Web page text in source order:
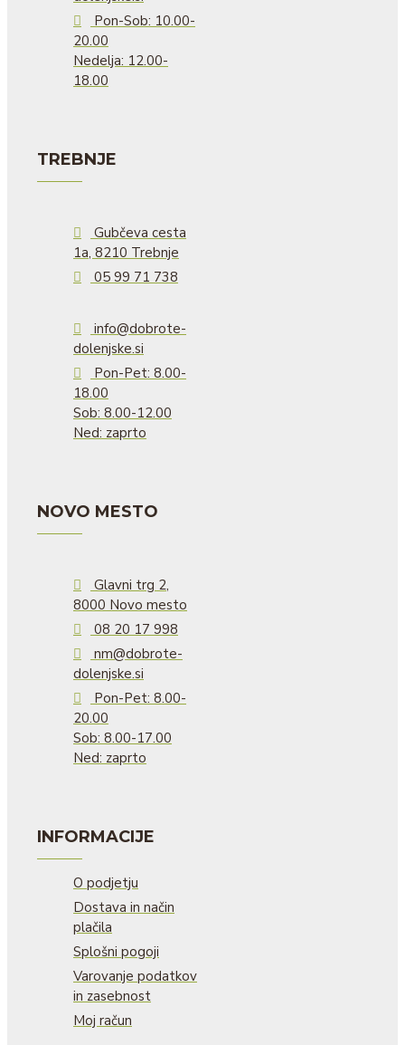
Pon-Sob: 10.00-
20.00
Nedelja: 12.00-
18.00
TREBNJE
Gubčeva cesta
1a, 8210 Trebnje
05 99 71 738
info@dobrote-
dolenjske.si
Pon-Pet: 8.00-
18.00
Sob: 8.00-12.00
Ned: zaprto
NOVO MESTO
Glavni trg 2,
8000 Novo mesto
08 20 17 998
nm@dobrote-
dolenjske.si
Pon-Pet: 8.00-
20.00
Sob: 8.00-17.00
Ned: zaprto
INFORMACIJE
O podjetju
Dostava in način
plačila
Splošni pogoji
Varovanje podatkov
in zasebnost
Moj račun